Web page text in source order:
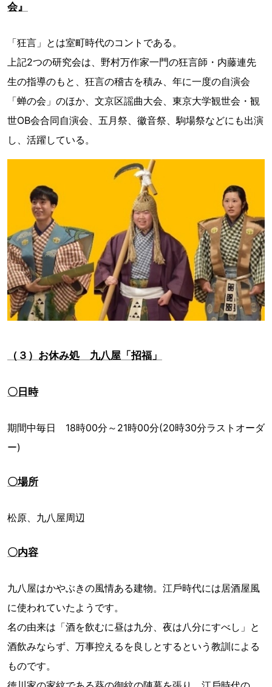
会』
「狂言」とは室町時代のコントである。
上記2つの研究会は、野村万作家一門の狂言師・内藤連先
生の指導のもと、狂言の稽古を積み、年に一度の自演会
「蝉の会」のほか、文京区謡曲大会、東京大学観世会・観
世OB会合同自演会、五月祭、徽音祭、駒場祭などにも出演
し、活躍している。
（３）お休み処 九八屋「招福」
〇日時
期間中毎日 18時00分～21時00分(20時30分ラストオーダ
ー)
〇場所
松原、九八屋周辺
〇内容
九⼋屋はかやぶきの⾵情ある建物。江⼾時代には居酒屋⾵
に使われていたようです。
名の由来は「酒を飲むに昼は九分、夜は⼋分にすべし」と
酒飲みならず、万事控えるを良しとするという教訓による
ものです。